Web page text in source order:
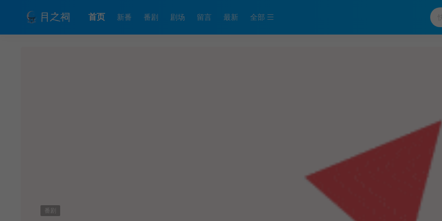
首页 新番 番剧 剧场 留言 最新 全部
番剧